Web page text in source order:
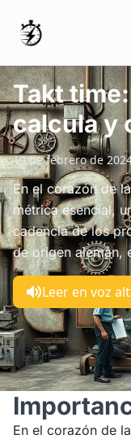
Takt
calcula y
19 de febrero de
En el corazón de
métrica esencial,
cadencia de los
de origen alemán,
Leer en voz
En el corazón de